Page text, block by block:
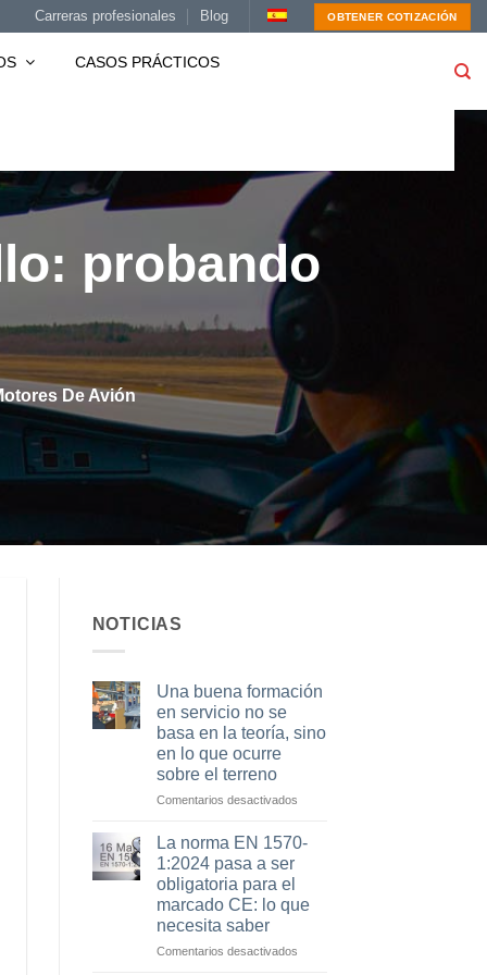
Carreras profesionales Blog OBTENER COTIZACIÓN
CASOS PRÁCTICOS
probando
De Avión
NOTICIAS
Una buena formación
en servicio no se
basa en la teoría, sino
en lo que ocurre
sobre el terreno
Comentarios desactivadosen
buena
no
basa
La norma EN 1570-
1:2024 pasa a ser
obligatoria para el
marcado CE: lo que
necesita saber
Comentarios desactivadosen